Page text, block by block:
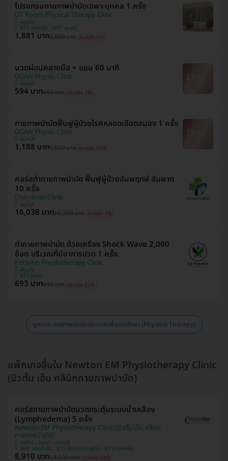
โปรแกรมกายภาพบำบัดเฉพาะบุคคล 1 ครั้ง
OT Room Physical Therapy Clinic
ปทุมวัน
BTS เพลินจิต , MRT ลุมพินี
1,881 บาท2,000 บาท ประหยัด 6%
นวดผ่อนคลายมือ + แขน 60 นาที
DGAN Physio Clinic
นนทบุรี
594 บาท600 บาท ประหยัด 1%
กายภาพบำบัดฟื้นฟูผู้ป่วยโรคหลอดเลือดสมอง 1 ครั้ง
DGAN Physio Clinic
นนทบุรี
1,188 บาท1,500 บาท ประหยัด 21%
คอร์สทำกายภาพบำบัด ฟื้นฟูผู้ป่วยอัมพฤกษ์ อัมพาต
10 ครั้ง
Chevanon Clinic
นนทบุรี
16,038 บาท16,200 บาท ประหยัด 1%
ทำกายภาพบำบัด ด้วยเครื่อง Shock Wave 2,000
ช็อต บริเวณที่มีอาการปวด 1 ครั้ง
Ketsarin Physiotherapy Clinic
ปทุมวัน
BTS ชิดลม
693 บาท890 บาท ประหยัด 22%
ดูหมวด กายภาพบำบัดและนวดเพื่อการรักษา (Physical Therapy)
แพ็กเกจอื่นใน Newton EM Physiotherapy Clinic
(นิวตั้น เอ็ม คลินิกกายภาพบำบัด)
คอร์สกายภาพบำบัดนวดกระตุ้นระบบน้ำเหลือง
(Lymphedema) 5 ครั้ง
Newton EM Physiotherapy Clinic (นิวตั้น เอ็ม คลินิก
กายภาพบำบัด)
จตุจักร , วัฒนา , นนทบุรี
MRT พหลโยธิน , BTS ห้าแยกลาดพร้าว , BTS ทองหล่อ
8,910 บาท13,000 บาท ประหยัด 31%